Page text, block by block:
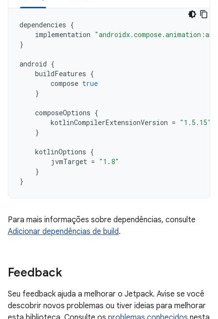
dependencies {
implementation
}
android {
buildFeatures {
compose true
}
composeOptions {
kotlinCompilerExtensionVersion = "1.5.15"
}
kotlinOptions {
jvmTarget = "1.8"
}
}
Para mais informações sobre dependências, consulte
Adicionar dependências de build.
Feedback
Seu feedback ajuda a melhorar o Jetpack. Avise se você
descobrir novos problemas ou tiver ideias para melhorar